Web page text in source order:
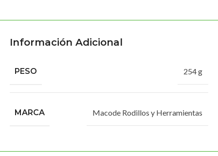
Información Adicional
PESO 254 g
MARCA Macode Rodillos y Herramientas